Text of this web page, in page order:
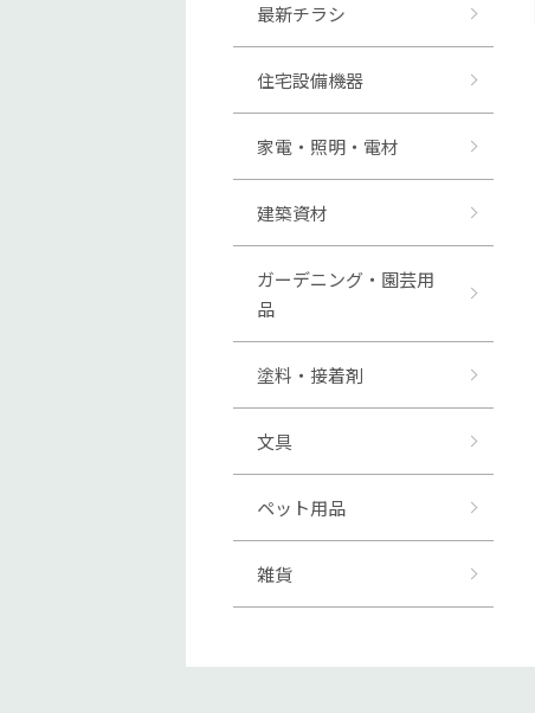
最新チラシ
住宅設備機器
家電・照明・電材
建築資材
ガーデニング・園芸用
品
塗料・接着剤
文具
ペット用品
雑貨